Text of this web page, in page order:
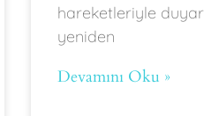
hareketleriyle
yeniden
Devamını Oku »